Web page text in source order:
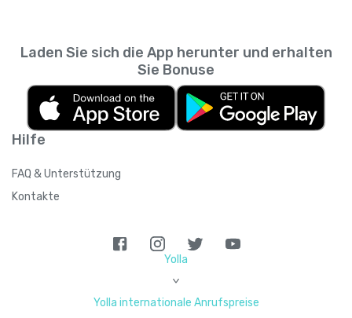
Hilfe
FAQ & Unterstützung
Kontakte
Laden Sie sich die App herunter und erhalten
Sie Bonuse
Yolla
>
Yolla internationale Anrufspreise